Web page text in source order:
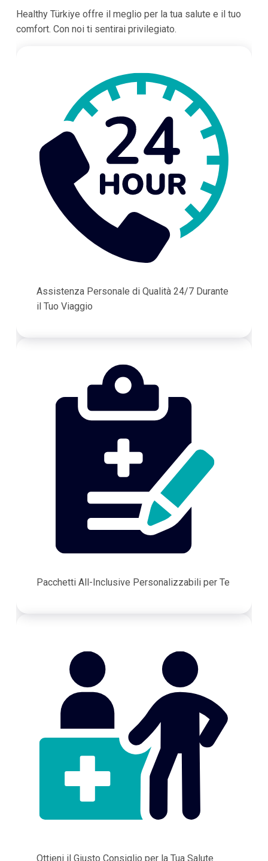
Healthy Türkiye offre il meglio per la tua salute e il tuo
comfort. Con noi ti sentirai privilegiato.
Assistenza Personale di Qualità 24/7 Durante
il Tuo Viaggio
Pacchetti All-Inclusive Personalizzabili per Te
Ottieni il Giusto Consiglio per la Tua Salute